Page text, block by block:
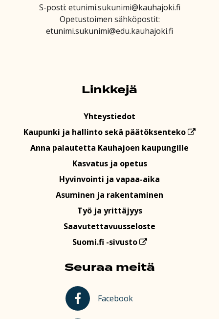
S-posti: etunimi.sukunimi@kauhajoki.fi
Opetustoimen sähköpostit:
etunimi.sukunimi@edu.kauhajoki.fi
Linkkejä
Yhteystiedot
Kaupunki ja hallinto sekä päätöksenteko
Anna palautetta Kauhajoen kaupungille
Kasvatus ja opetus
Hyvinvointi ja vapaa-aika
Asuminen ja rakentaminen
Työ ja yrittäjyys
Saavutettavuusseloste
Suomi.fi -sivusto
Seuraa meitä
Kauhajoki Facebookissa
Facebook